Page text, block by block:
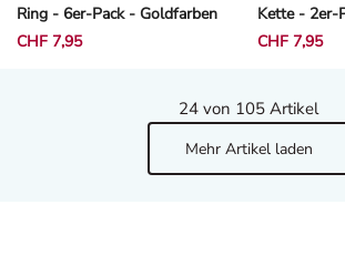
Ring - 6er-Pack - Goldfarben
CHF 7,95
Kette - 2er-
CHF 7,95
24 von 105 Artikel
Mehr Artikel laden